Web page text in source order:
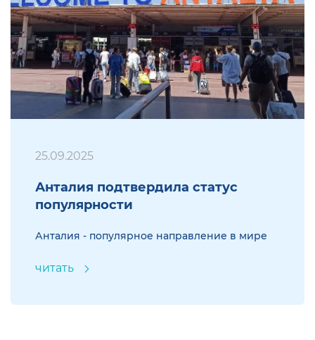
25.09.2025
Анталия подтвердила статус
популярности
Анталия - популярное направление в мире
читать